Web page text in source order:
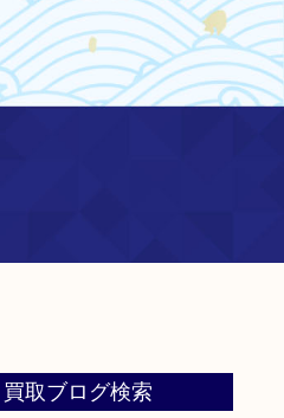
買取ブログ検索